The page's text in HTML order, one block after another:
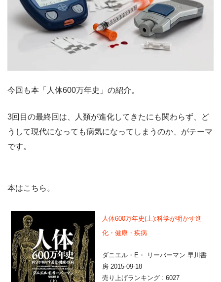
今回も本「人体600万年史」の紹介。
3回目の最終回は、人類が進化してきたにも関わらず、ど
うして現代になっても病気になってしまうのか、がテーマ
です。
本はこちら。
人体600万年史(上):科学が明かす進
化・健康・疾病
ダニエル・E・ リーバーマン 早川書
房 2015-09-18
売り上げランキング : 6027